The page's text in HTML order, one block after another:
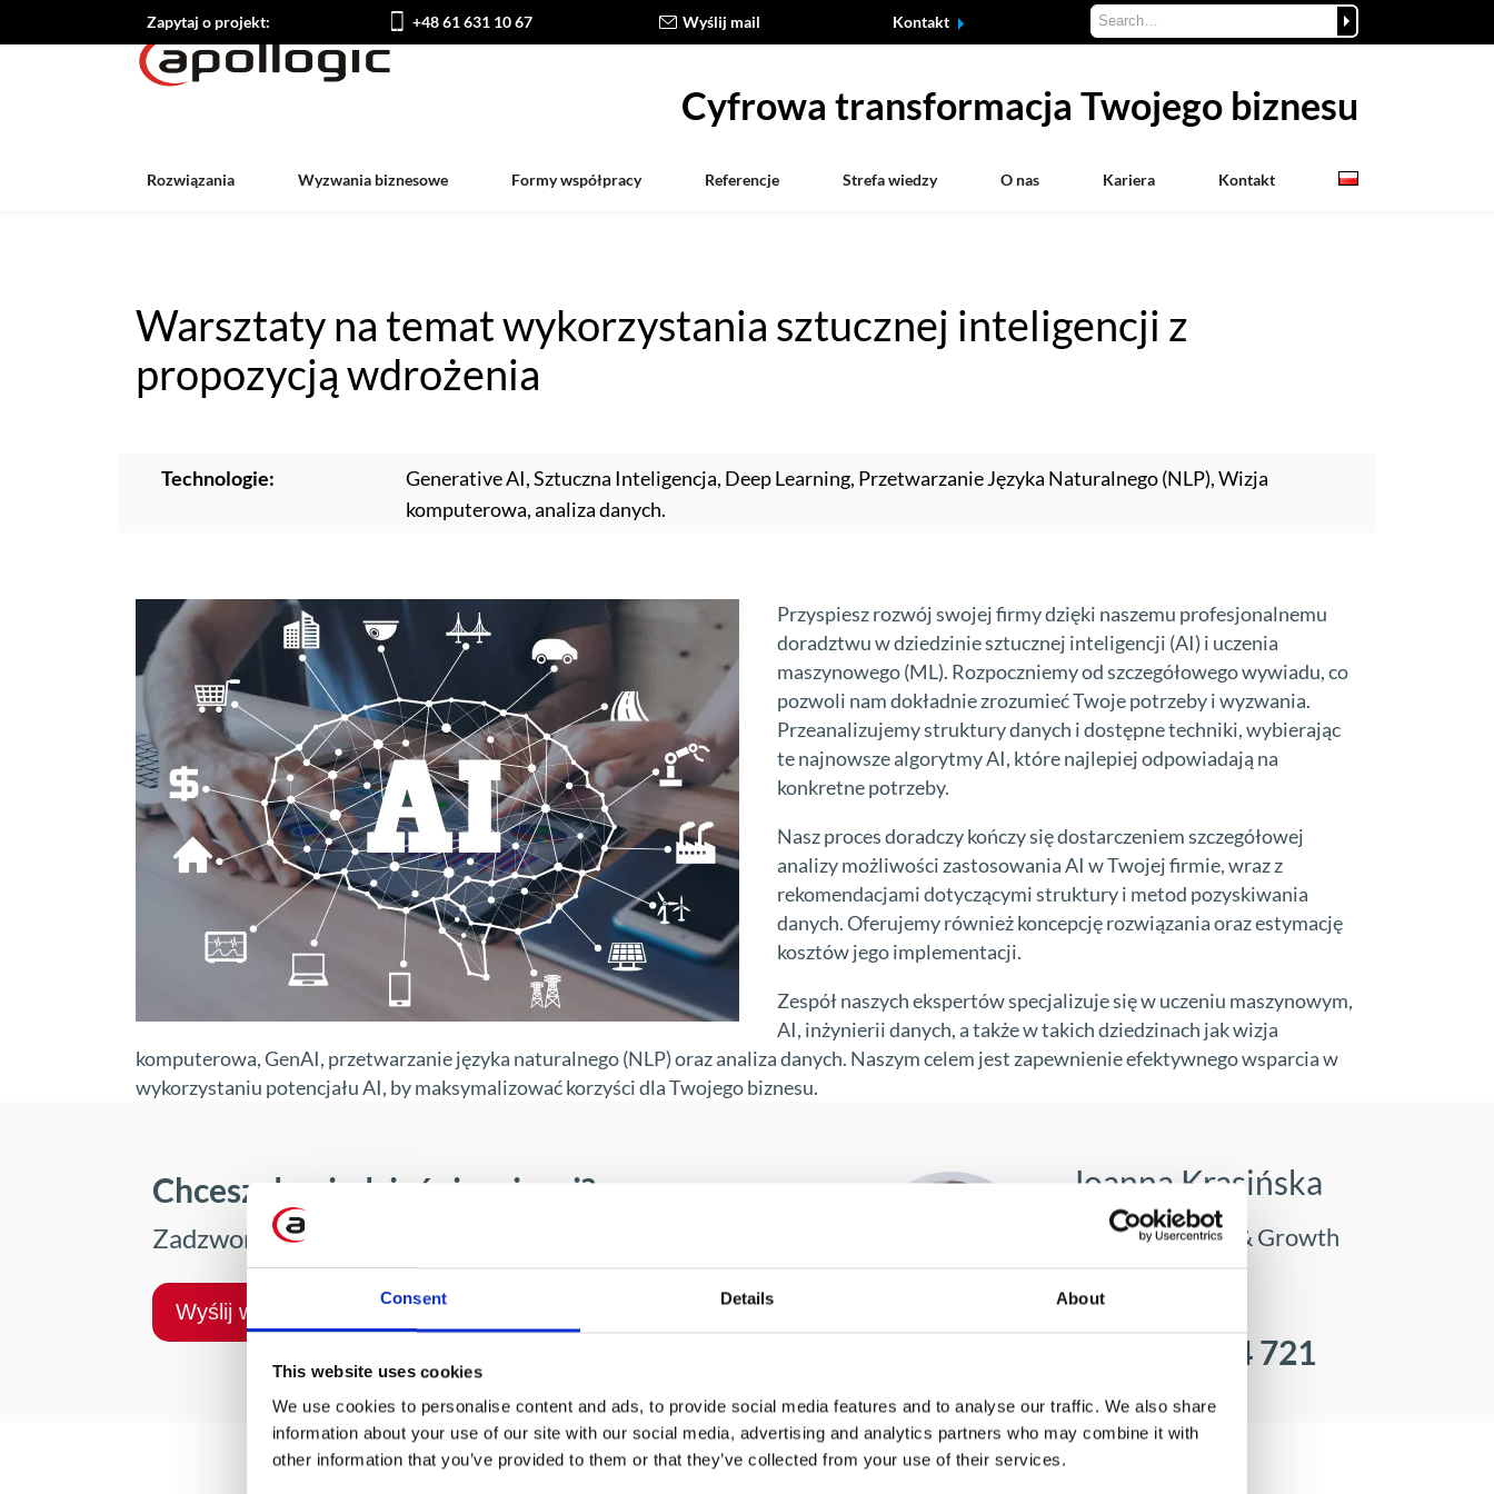
Consent Details About
This website uses cookies
We use cookies to personalise content and ads, to provide social media features and to analyse our traffic. We also share
information about your use of our site with our social media, advertising and analytics partners who may combine it with
other information that you’ve provided to them or that they’ve collected from your use of their services.
Zapytaj o projekt: +48 61 631 10 67 Wyślij mail Kontakt
Cyfrowa transformacja Twojego biznesu
Rozwiązania Wyzwania biznesowe Formy współpracy Referencje Strefa wiedzy O nas Kariera Kontakt
Warsztaty na temat wykorzystania sztucznej inteligencji z
propozycją wdrożenia
Technologie:
Generative AI, Sztuczna Inteligencja, Deep Learning, Przetwarzanie Języka Naturalnego (NLP), Wizja
komputerowa, analiza danych.
Przyspiesz rozwój swojej firmy dzięki naszemu profesjonalnemu
doradztwu w dziedzinie sztucznej inteligencji (AI) i uczenia
maszynowego (ML). Rozpoczniemy od szczegółowego wywiadu, co
pozwoli nam dokładnie zrozumieć Twoje potrzeby i wyzwania.
Przeanalizujemy struktury danych i dostępne techniki, wybierając
te najnowsze algorytmy AI, które najlepiej odpowiadają na
konkretne potrzeby.
Nasz proces doradczy kończy się dostarczeniem szczegółowej
analizy możliwości zastosowania AI w Twojej firmie, wraz z
rekomendacjami dotyczącymi struktury i metod pozyskiwania
danych. Oferujemy również koncepcję rozwiązania oraz estymację
kosztów jego implementacji.
Zespół naszych ekspertów specjalizuje się w uczeniu maszynowym,
AI, inżynierii danych, a także w takich dziedzinach jak wizja
komputerowa, GenAI, przetwarzanie języka naturalnego (NLP) oraz analiza danych. Naszym celem jest zapewnienie efektywnego wsparcia w
wykorzystaniu potencjału AI, by maksymalizować korzyści dla Twojego biznesu.
Chcesz dowiedzieć się więcej?
Zadzwoń lub napisz do nas.
Wyślij wiadomość
Joanna Krasińska
Lead Nurturing & Growth
Specialist
+48 668 284 721